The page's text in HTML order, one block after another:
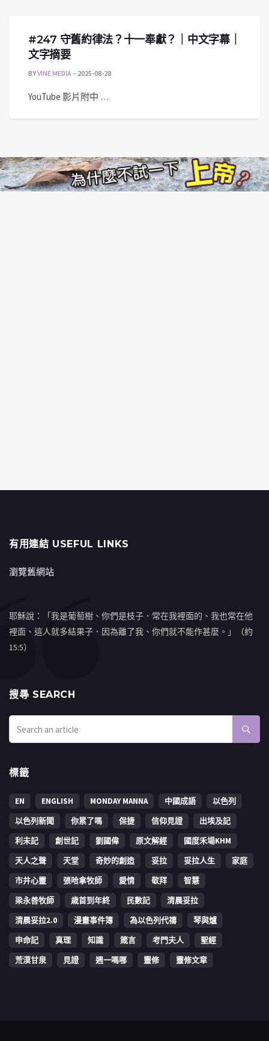
#247 守舊約律法？十一奉獻？｜中文字幕｜
文字摘要
BYVINE MEDIA 2025-08-28
YouTube 影片附中 …
有用連結 USEFUL LINKS
瀏覽舊網站
耶穌說：「我是葡萄樹、你們是枝子．常在我裡面的、我也常在他
裡面、這人就多結果子．因為離了我、你們就不能作甚麼。」（約
15:5）
搜㝷 SEARCH
標籤
EN ENGLISH MONDAY MANNA 中國成語
以色列
以色列新聞
你累了嗎 保捷 信仰見證
出埃及記
利未記
創世記 劉國偉 原文解經
國度禾場KHM
天人之聲
天堂 奇妙的創造 妥拉 妥拉人生
家庭
市井心靈
張哈拿牧師 愛情 敬拜
智慧
梁永善牧師
歳首到年終 民數記
清晨妥拉
清晨妥拉2.0
漫畫事件簿 為以色列代禱
琴與爐
申命記
真理 知識 箴言 考門夫人
聖經
荒漠甘泉
見證 週一嗎哪 靈修 靈修文章